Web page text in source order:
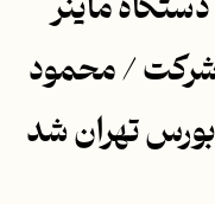
/ محمود
تهران شد